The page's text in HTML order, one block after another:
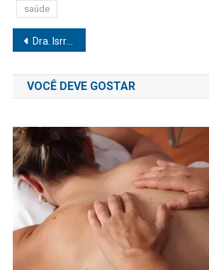
saúde
Navegação
de
Post
Dra. Isrraela Massena fala sobre harmonização facial de Marcello Antony
VOCÊ DEVE GOSTAR